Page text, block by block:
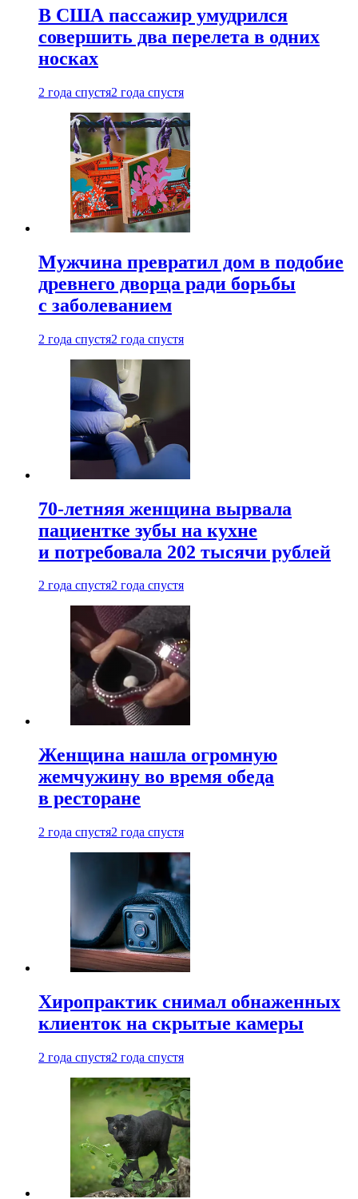
В США пассажир умудрился
совершить два перелета в одних
носках
2 года спустя2 года спустя
Мужчина превратил дом в подобие
древнего дворца ради борьбы
с заболеванием
2 года спустя2 года спустя
70-летняя женщина вырвала
пациентке зубы на кухне
и потребовала 202 тысячи рублей
2 года спустя2 года спустя
Женщина нашла огромную
жемчужину во время обеда
в ресторане
2 года спустя2 года спустя
Хиропрактик снимал обнаженных
клиенток на скрытые камеры
2 года спустя2 года спустя